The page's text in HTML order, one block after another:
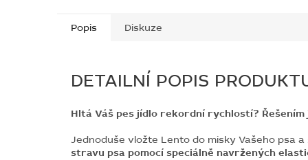
Popis Diskuze
DETAILNÍ POPIS
Hltá Váš pes jídlo rekordní rychlostí?
Jednoduše vložte Lento do misky Vašeho psa
stravu psa pomocí speciálně navržených